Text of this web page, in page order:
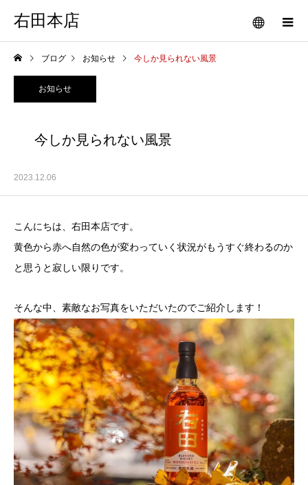
右田本店
ブログ お知らせ 今しか見られない風景
お知らせ
今しか見られない風景
2023.12.06
こんにちは、右田本店です。
黄色から赤へ自然の色が変わっていく状況がもうすぐ終わるのか
と思うと寂しい限りです。
そんな中、素敵なお写真をいただいたのでご紹介します！